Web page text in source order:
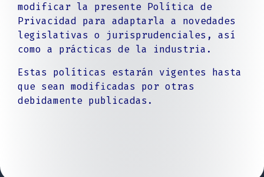
modificar la presente Política de
Privacidad para adaptarla a novedades
legislativas o jurisprudenciales, así
como a prácticas de la industria.
Estas políticas estarán vigentes hasta
que sean modificadas por otras
debidamente publicadas.